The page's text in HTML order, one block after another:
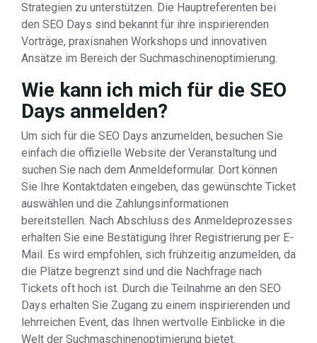
Strategien zu unterstützen. Die Hauptreferenten bei
den SEO Days sind bekannt für ihre inspirierenden
Vorträge, praxisnahen Workshops und innovativen
Ansätze im Bereich der Suchmaschinenoptimierung.
Wie kann ich mich für die SEO
Days anmelden?
Um sich für die SEO Days anzumelden, besuchen Sie
einfach die offizielle Website der Veranstaltung und
suchen Sie nach dem Anmeldeformular. Dort können
Sie Ihre Kontaktdaten eingeben, das gewünschte Ticket
auswählen und die Zahlungsinformationen
bereitstellen. Nach Abschluss des Anmeldeprozesses
erhalten Sie eine Bestätigung Ihrer Registrierung per E-
Mail. Es wird empfohlen, sich frühzeitig anzumelden, da
die Plätze begrenzt sind und die Nachfrage nach
Tickets oft hoch ist. Durch die Teilnahme an den SEO
Days erhalten Sie Zugang zu einem inspirierenden und
lehrreichen Event, das Ihnen wertvolle Einblicke in die
Welt der Suchmaschinenoptimierung bietet.